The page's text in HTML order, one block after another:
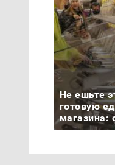
Не ешьте
готовую
магазина: